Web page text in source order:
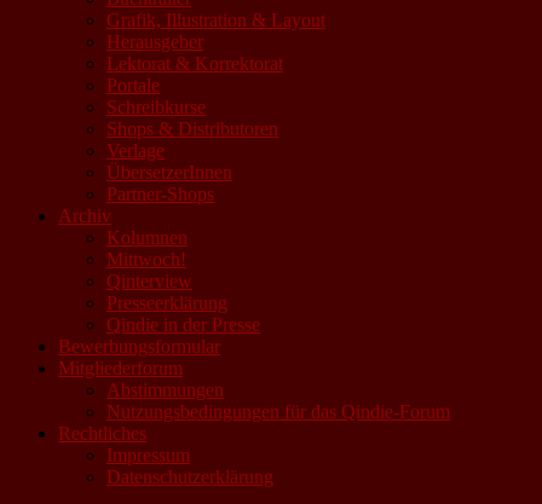
Grafik, Illustration & Layout
Herausgeber
Lektorat & Korrektorat
Portale
Schreibkurse
Shops & Distributoren
Verlage
ÜbersetzerInnen
Partner-Shops
Archiv
Kolumnen
Mittwoch!
Qinterview
Presseerklärung
Qindie in der Presse
Bewerbungsformular
Mitgliederforum
Abstimmungen
Nutzungsbedingungen für das Qindie-Forum
Rechtliches
Impressum
Datenschutzerklärung